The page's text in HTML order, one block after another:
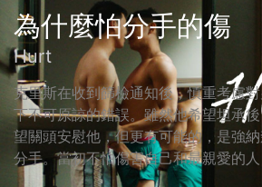
為什麼怕分手的傷
Hurt
克里斯在收到篩檢通知後，慎重考慮
下不可原諒的錯誤。雖然他希望坦承
望關頭安慰他，但更有可能的，是強
分手。當初不怕傷害自己和最親愛的